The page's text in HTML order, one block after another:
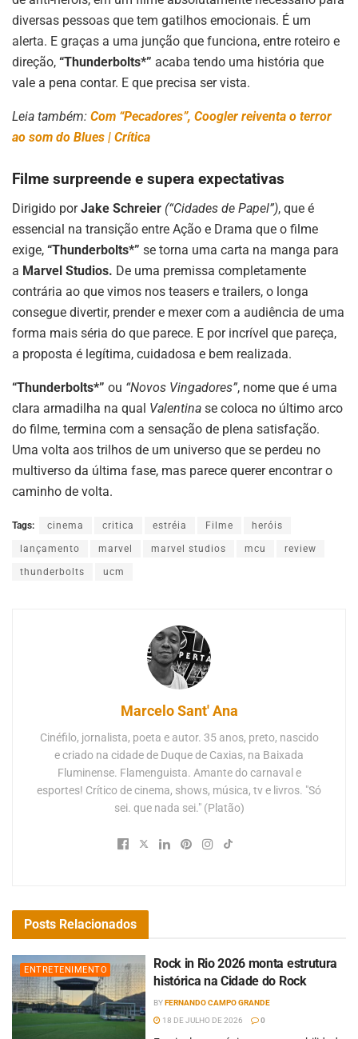
diversas pessoas que tem gatilhos emocionais. É um
alerta. E graças a uma junção que funciona, entre roteiro e
direção, “Thunderbolts*” acaba tendo uma história que
vale a pena contar. E que precisa ser vista.
Leia também: Com “Pecadores”, Coogler reiventa o terror
ao som do Blues | Crítica
Filme surpreende e supera expectativas
Dirigido porJake Schreier (“Cidades de Papel”), que é
essencial na transição entre Ação e Drama que o filme
exige, “Thunderbolts*” se torna uma carta na manga para
a Marvel Studios. De uma premissa completamente
contrária ao que vimos nos teasers e trailers, o longa
consegue divertir, prender e mexer com a audiência de uma
forma mais séria do que parece. E por incrível que pareça,
a proposta é legítima, cuidadosa e bem realizada.
“Thunderbolts*” ou “Novos Vingadores”, nome que é uma
clara armadilha na qual Valentina se coloca no último arco
do filme, termina com a sensação de plena satisfação.
Uma volta aos trilhos de um universo que se perdeu no
multiverso da última fase, mas parece querer encontrar o
caminho de volta.
Tags: cinema critica estréia Filme heróis
lançamento marvel marvel studios mcu review
thunderbolts ucm
Marcelo Sant' Ana
Cinéfilo, jornalista, poeta e autor. 35 anos, preto, nascido
e criado na cidade de Duque de Caxias, na Baixada
Fluminense. Flamenguista. Amante do carnaval e
esportes! Crítico de cinema, shows, música, tv e livros. "Só
sei. que nada sei." (Platão)
Posts Relacionados
ENTRETENIMENTO
Rock in Rio 2026 monta estrutura
histórica na Cidade do Rock
BYFERNANDO CAMPO GRANDE
18 DE JULHO DE 2026
0